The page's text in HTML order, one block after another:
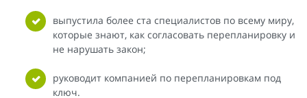
выпустила более ста специалистов по всему миру,
которые знают, как согласовать перепланировку и
не нарушать закон;
руководит компанией по перепланировкам под
ключ.